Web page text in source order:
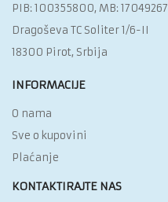
PIB: 100355800, MB: 17049267
Dragoševa TC Soliter 1/6-II
18300 Pirot, Srbija
INFORMACIJE
O nama
Sve o kupovini
Plaćanje
KONTAKTIRAJTE NAS